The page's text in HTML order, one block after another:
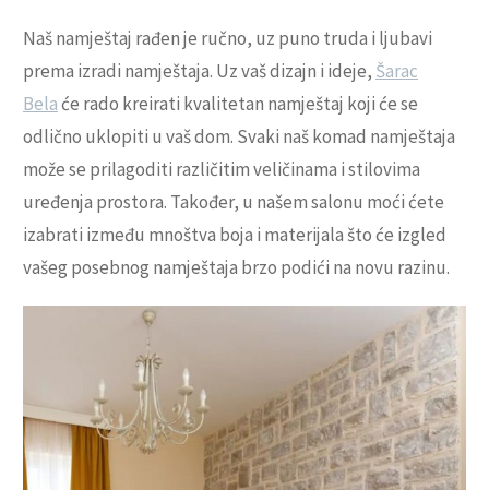
Naš namještaj rađen je ručno, uz puno truda i ljubavi
prema izradi namještaja. Uz vaš dizajn i ideje, Šarac
Belaće rado kreirati kvalitetan namještaj koji će se
odlično uklopiti u vaš dom. Svaki naš komad namještaja
može se prilagoditi različitim veličinama i stilovima
uređenja prostora. Također, u našem salonu moći ćete
izabrati između mnoštva boja i materijala što će izgled
vašeg posebnog namještaja brzo podići na novu razinu.